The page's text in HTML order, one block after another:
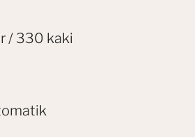
/ 330 kaki